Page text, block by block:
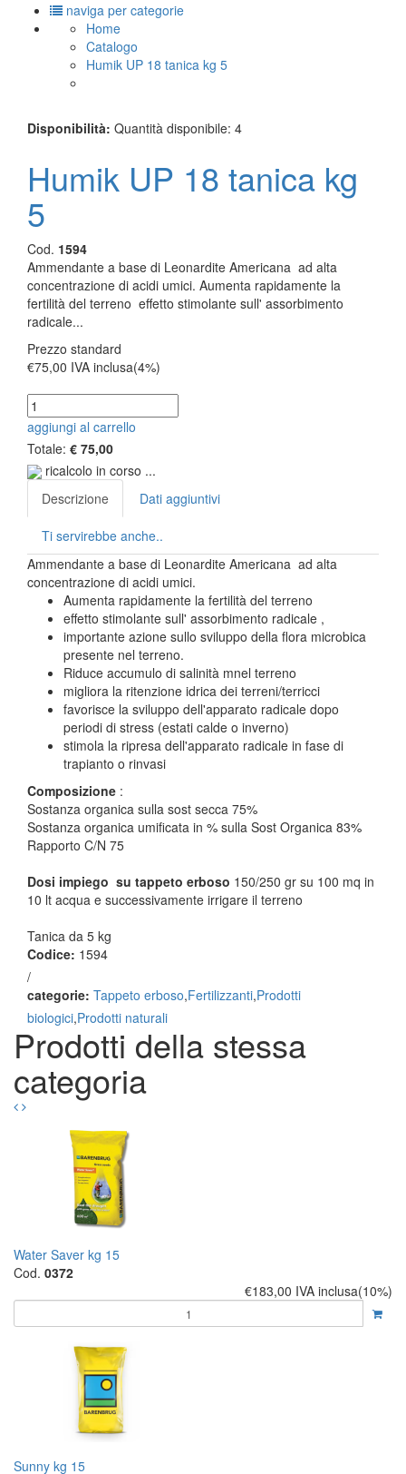
naviga per categorie
Home
Catalogo
Humik UP 18 tanica kg 5
Disponibilità: Quantità disponibile: 4
Humik UP 18 tanica kg
5
Cod. 1594
Ammendante a base di Leonardite Americana ad alta
concentrazione di acidi umici. Aumenta rapidamente la
fertilità del terreno effetto stimolante sull' assorbimento
radicale...
Prezzo standard
€75,00 IVA inclusa(4%)
aggiungi al carrello
Totale: € 75,00
ricalcolo in corso ...
Descrizione
Dati aggiuntivi
Ti servirebbe anche..
Ammendante a base di Leonardite Americana ad alta
concentrazione di acidi umici.
Aumenta rapidamente la fertilità del terreno
effetto stimolante sull' assorbimento radicale ,
importante azione sullo sviluppo della flora microbica
presente nel terreno.
Riduce accumulo di salinità mnel terreno
migliora la ritenzione idrica dei terreni/terricci
favorisce la sviluppo dell'apparato radicale dopo
periodi di stress (estati calde o inverno)
stimola la ripresa dell'apparato radicale in fase di
trapianto o rinvasi
Composizione :
Sostanza organica sulla sost secca 75%
Sostanza organica umificata in % sulla Sost Organica 83%
Rapporto C/N 75
Dosi impiego su tappeto erboso 150/250 gr su 100 mq in
10 lt acqua e successivamente irrigare il terreno
Tanica da 5 kg
Codice: 1594
/
categorie: Tappeto erboso,Fertilizzanti,Prodotti
biologici,Prodotti naturali
Prodotti della stessa
categoria
Water Saver kg 15
Cod. 0372
€183,00 IVA inclusa(10%)
Sunny kg 15